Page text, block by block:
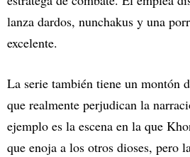
lanza dardos, nunchakus y una
excelente.
La serie también tiene un montón
que realmente perjudican la
ejemplo es la escena en la que
que enoja a los otros dioses, pero